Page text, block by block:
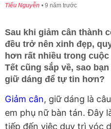
Tiểu Nguyễn 9 năm trước
Sau khi giảm cân thành
đều trở nên xinh đẹp,
hơn rất nhiều trong
Tết cũng sắp về, sao
giữ dáng để tự tin hơn?
Giảm cân, giữ dáng là
em phụ nữ bàn tán. Đây
tiếp đến việc duy trì vóc